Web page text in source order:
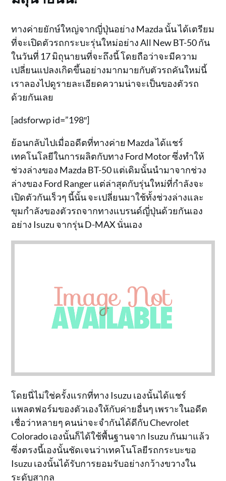
ทางค่ายยักษ์ใหญ่จากญี่ปุ่นอย่าง Mazda นั้น ได้เตรียม
ที่จะเปิดตัวรถกระบะรุ่นใหม่อย่าง All New BT-50 กัน
ในวันที่ 17 มิถุนายนที่จะถึงนี้ โดยถือว่าจะมีความ
เปลี่ยนแปลงเกิดขึ้นอย่างมากมายกับตัวรถคันใหม่นี้
เราลองไปดูรายละเอียดความน่าจะเป็นของตัวรถ
ด้วยกันเลย
[adsforwp id=”198″]
ย้อนกลับไปเมื่ออดีตที่ทางค่าย Mazda ได้แชร์
เทคโนโลยีในการผลิตกับทาง Ford Motor ซึ่งทำให้
ช่วงล่างของ Mazda BT-50 แต่เดิมนั้นนำมาจากช่วง
ล่างของ Ford Ranger แต่ล่าสุดกับรุ่นใหม่ที่กำลังจะ
เปิดตัวกันเร็วๆ นี้นั้น จะเปลี่ยนมาใช้ทั้งช่วงล่างและ
ขุมกำลังของตัวรถจากทางแบรนด์ญี่ปุ่นด้วยกันเอง
อย่าง Isuzu จากรุ่น D-MAX นั่นเอง
โดยนี่ไม่ใช่ครั้งแรกที่ทาง Isuzu เองนั้นได้แชร์
แพลตฟอร์มของตัวเองให้กับค่ายอื่นๆ เพราะในอดีต
เชื่อว่าหลายๆ คนน่าจะจำกันได้ดีกับ Chevrolet
Colorado เองนั้นก็ได้ใช้พื้นฐานจาก Isuzu กันมาแล้ว
ซึ่งตรงนี้เองนั้นชัดเจนว่าเทคโนโลยีรถกระบะขอ
Isuzu เองนั้นได้รับการยอมรับอย่างกว้างขวางใน
ระดับสากล